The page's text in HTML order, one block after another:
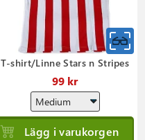
T-shirt/Linne Stars n Stripes
99 kr
Lägg i varukorgen